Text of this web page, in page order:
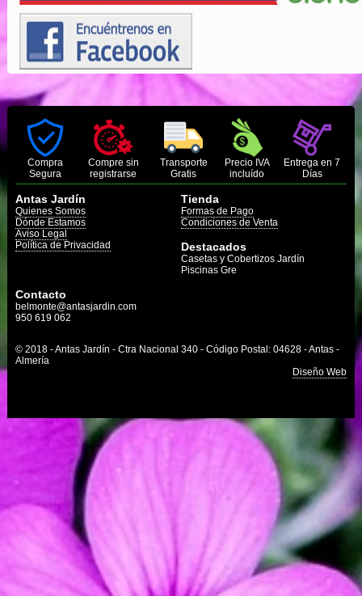
Compra
Segura
Compre sin
registrarse
Transporte
Gratis
Precio IVA
incluído
Entrega en 7
Días
Antas Jardín
Quienes Somos
Dónde Estamos
Aviso Legal
Política de Privacidad
Tienda
Formas de Pago
Condiciones de Venta
Destacados
Casetas y Cobertizos Jardín
Piscinas Gre
Contacto
belmonte@antasjardin.com
950 619 062
© 2018 - Antas Jardín - Ctra Nacional 340 - Código Postal: 04628 - Antas -
Almería
Diseño Web